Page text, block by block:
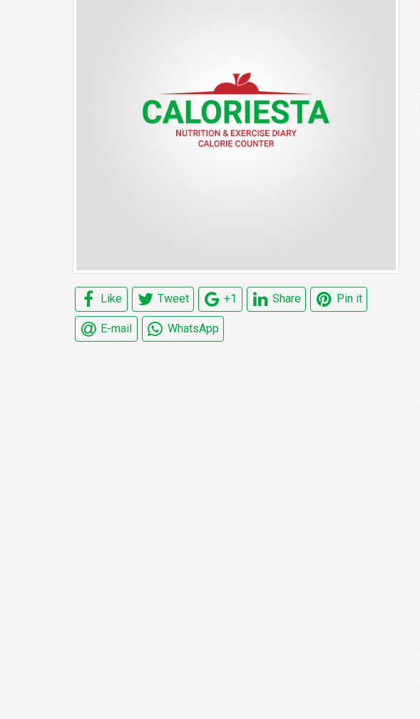
Like Tweet +1 Share Pin it
E-mail WhatsApp